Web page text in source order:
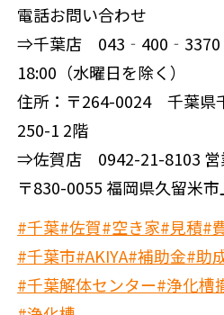
電話お問い合わせ
⇒千葉店 043‐400‐3370
18:00（水曜日を除く）
住所：〒264-0024 千葉県
250-1 2階
⇒佐賀店 0942-21-8103 営
〒830-0055 福岡県久留米
#千葉#佐賀#空き家#見積#
#千葉市#AKIYA#補助金#助
#千葉解体センター#浄化槽